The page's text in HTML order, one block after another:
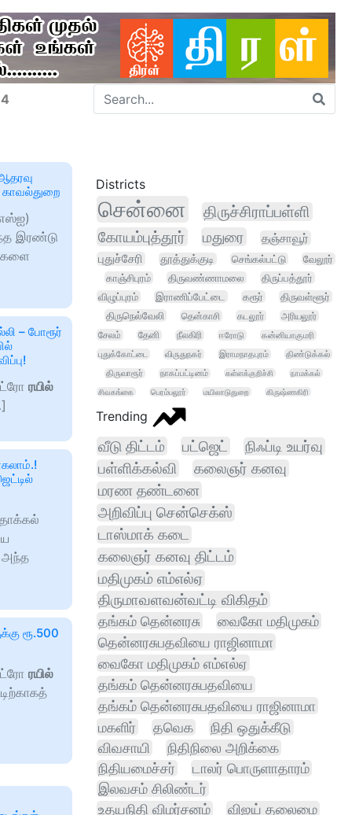
காவல்துறை
இரண்டு
– போரூர்
ரயில்
அந்த
ரூ.500
ரயில்
Districts
சென்னை
திருச்சிராப்பள்ளி
கோயம்புத்தூர்
மதுரை தஞ்சாவூர்
புதுச்சேரி தூத்துக்குடி செங்கல்பட்டு
வேலூர்
காஞ்சிபுரம்
திருவண்ணாமலை
திருப்பத்தூர்
விழுப்புரம்
இராணிப்பேட்டை கரூர்
திருவள்ளூர்
திருநெல்வேலி
தென்காசி கடலூர்
அரியலூர்
சேலம்
தேனி நீலகிரி ஈரோடு
கன்னியாகுமரி
புதுக்கோட்டை
விருதுநகர் இராமநாதபுரம் திண்டுக்கல்
திருவாரூர் நாகப்பட்டினம் கள்ளக்குறிச்சி
நாமக்கல்
சிவகங்கை
பெரம்பலூர் மயிலாடுதுறை கிருஷ்ணகிரி
Trending
வீடு திட்டம் பட்ஜெட்
நிஃப்டி உயர்வு
பள்ளிக்கல்வி
கலைஞர் கனவு
மரண தண்டனை
அறிவிப்பு சென்செக்ஸ்
டாஸ்மாக் கடை
கலைஞர் கனவு திட்டம்
மதிமுகம் எம்எல்ஏ
திருமாவளவன்வட்டி விகிதம்
தங்கம் தென்னரசு
வைகோ மதிமுகம்
தென்னரசுபதவியை ராஜினாமா
வைகோ மதிமுகம் எம்எல்ஏ
தங்கம் தென்னரசுபதவியை
தங்கம் தென்னரசுபதவியை ராஜினாமா
மகளிர்
தவெக
நிதி ஒதுக்கீடு
விவசாயி
நிதிநிலை அறிக்கை
நிதியமைச்சர்
டாலர் பொருளாதாரம்
இலவசம் சிலிண்டர்
உதயநிதி விமர்சனம்
விஜய் தலைமை